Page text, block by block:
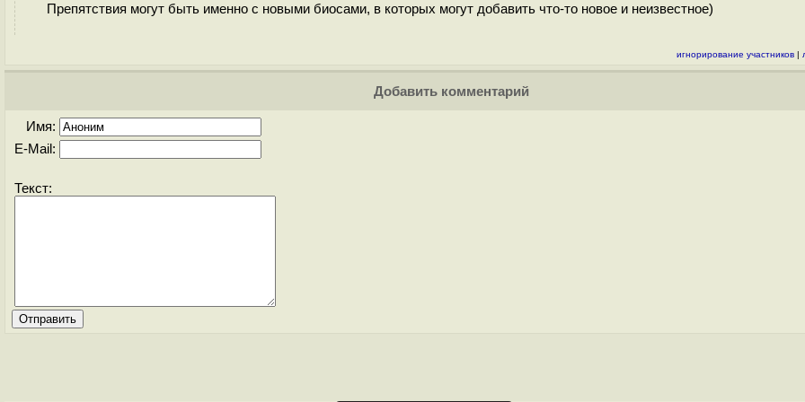
Препятствия могут быть именно с новыми биосами, в которых могут добавить что-то новое и неизвестное)
игнорирование участников |
Добавить комментарий
Имя:
E-Mail:
Текст: